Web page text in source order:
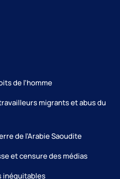
de l’homme
migrants et abus du
de l’Arabie Saoudite
et censure des médias
inéquitables